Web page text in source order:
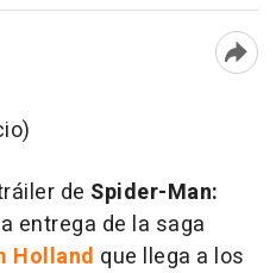
de Spider-Man:
entrega de la saga
Holland que llega a los